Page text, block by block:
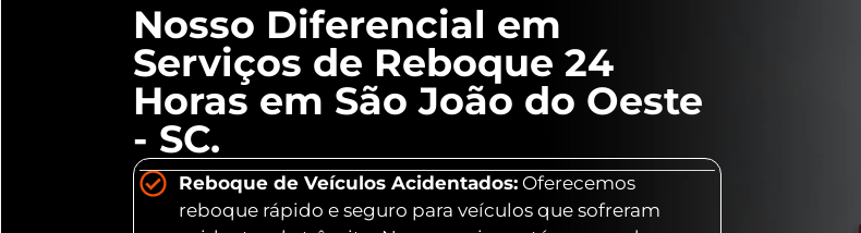
Nosso Diferencial em
Serviços de Reboque 24
Horas em São João do Oeste
- SC.
Reboque de Veículos Acidentados: Oferecemos
reboque rápido e seguro para veículos que sofreram